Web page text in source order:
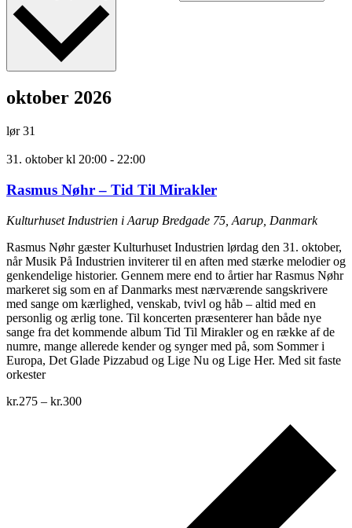
oktober 2026
lør31
31. oktober kl 20:00 - 22:00
Rasmus Nøhr – Tid Til Mirakler
Kulturhuset Industrien i Aarup Bredgade 75, Aarup, Danmark
Rasmus Nøhr gæster Kulturhuset Industrien lørdag den 31. oktober,
når Musik På Industrien inviterer til en aften med stærke melodier og
genkendelige historier. Gennem mere end to årtier har Rasmus Nøhr
markeret sig som en af Danmarks mest nærværende sangskrivere
med sange om kærlighed, venskab, tvivl og håb – altid med en
personlig og ærlig tone. Til koncerten præsenterer han både nye
sange fra det kommende album Tid Til Mirakler og en række af de
numre, mange allerede kender og synger med på, som Sommer i
Europa, Det Glade Pizzabud og Lige Nu og Lige Her. Med sit faste
orkester
kr.275 – kr.300